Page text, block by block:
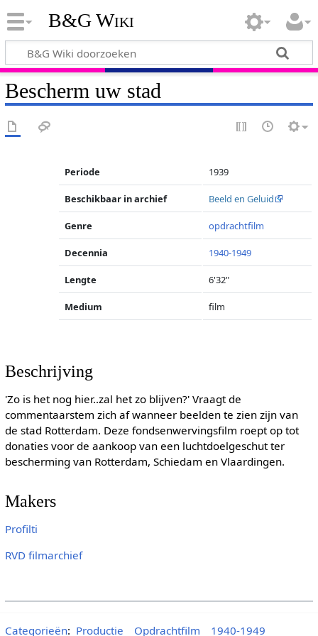
B&G Wiki
Bescherm uw stad
Periode 1939
Beschikbaar in archief Beeld en Geluid
Genre opdrachtfilm
Decennia 1940-1949
Lengte 6'32"
Medium film
Beschrijving
'Zo is het nog hier..zal het zo blijven?' Vraagt de
commentaarstem zich af wanneer beelden te zien zijn van
de stad Rotterdam. Deze fondsenwervingsfilm roept op tot
donaties voor de aankoop van een luchtdoelgeschut ter
bescherming van Rotterdam, Schiedam en Vlaardingen.
Makers
Profilti
RVD filmarchief
Categorieën: Productie Opdrachtfilm 1940-1949